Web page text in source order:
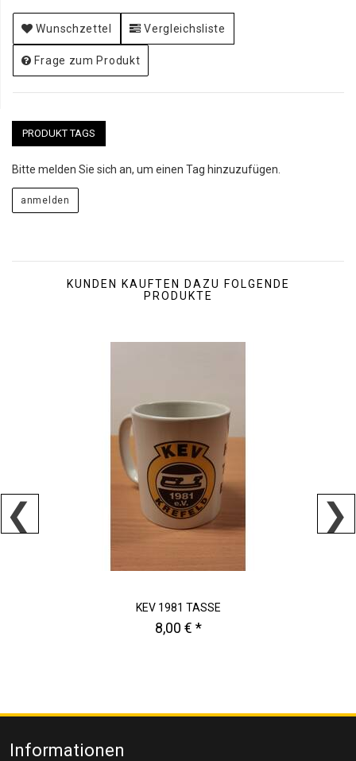
Wunschzettel Vergleichsliste
Frage zum Produkt
PRODUKT TAGS
Bitte melden Sie sich an, um einen Tag hinzuzufügen.
KUNDEN KAUFTEN DAZU FOLGENDE
PRODUKTE
KEV 1981 TASSE
8,00 € *
Informationen